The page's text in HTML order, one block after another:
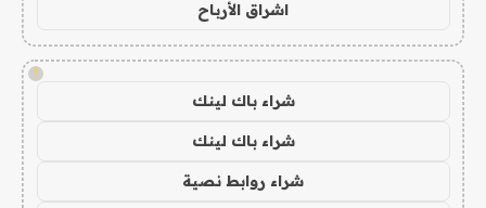
اشراق الأرباح
!
شراء باك لينك
شراء باك لينك
شراء روابط نصية